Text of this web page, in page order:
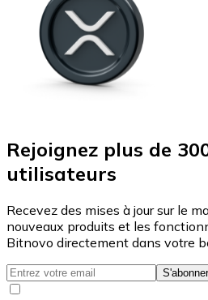
Rejoignez plus de
utilisateurs
Recevez des mises à jour sur le
nouveaux produits et les
Bitnovo directement dans votre
S'abonner